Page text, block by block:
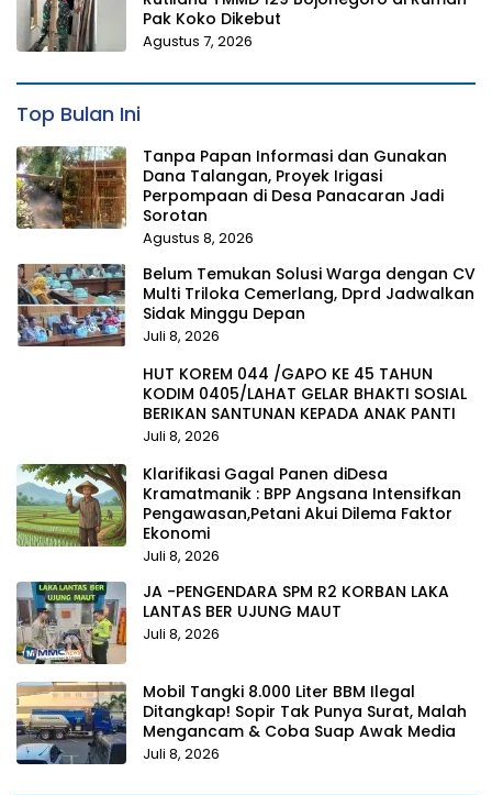
Pak Koko Dikebut
Agustus 7, 2026
Top Bulan Ini
Tanpa Papan Informasi dan Gunakan
Dana Talangan, Proyek Irigasi
Perpompaan di Desa Panacaran Jadi
Sorotan
Agustus 8, 2026
Belum Temukan Solusi Warga dengan CV
Multi Triloka Cemerlang, Dprd Jadwalkan
Sidak Minggu Depan
Juli 8, 2026
HUT KOREM 044 /GAPO KE 45 TAHUN
KODIM 0405/LAHAT GELAR BHAKTI SOSIAL
BERIKAN SANTUNAN KEPADA ANAK PANTI
Juli 8, 2026
Klarifikasi Gagal Panen diDesa
Kramatmanik : BPP Angsana Intensifkan
Pengawasan,Petani Akui Dilema Faktor
Ekonomi
Juli 8, 2026
JA -PENGENDARA SPM R2 KORBAN LAKA
LANTAS BER UJUNG MAUT
Juli 8, 2026
Mobil Tangki 8.000 Liter BBM Ilegal
Ditangkap! Sopir Tak Punya Surat, Malah
Mengancam & Coba Suap Awak Media
Juli 8, 2026